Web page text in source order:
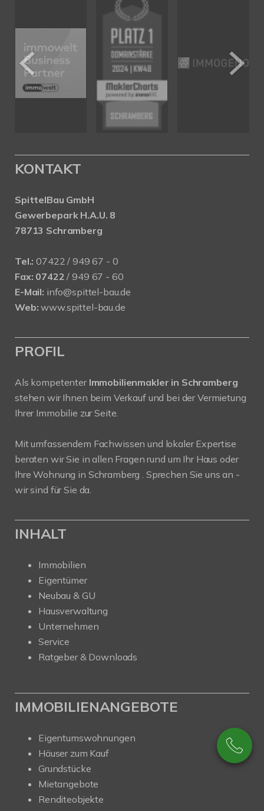
KONTAKT
SpittelBau GmbH
Gewerbepark H.A.U. 8
78713 Schramberg
Tel.: 07422 / 949 67 - 0
Fax: 07422 / 949 67 - 60
E-Mail: info@spittel-bau.de
Web: www.spittel-bau.de
PROFIL
Als kompetenter Immobilienmakler in Schramberg
stehen wir Ihnen beim Verkauf und bei der Vermietung
Ihrer Immobilie zur Seite.
Mit umfassendem Fachwissen und lokaler Expertise
beraten wir Sie in allen Fragen rund um Ihr Haus oder
Ihre Wohnung in Schramberg . Sprechen Sie uns an -
wir sind für Sie da.
INHALT
Immobilien
Eigentümer
Neubau & GU
Hausverwaltung
Unternehmen
Service
Ratgeber & Downloads
IMMOBILIENANGEBOTE
Eigentumswohnungen
Häuser zum Kauf
Grundstücke
Mietangebote
Renditeobjekte